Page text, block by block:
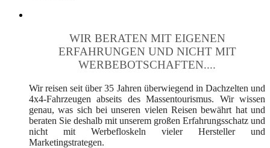
WIR BERATEN MIT EIGENEN
ERFAHRUNGEN UND NICHT MIT
WERBEBOTSCHAFTEN....
Wir reisen seit über 35 Jahren überwiegend in Dachzelten und
4x4-Fahrzeugen abseits des Massentourismus. Wir wissen
genau, was sich bei unseren vielen Reisen bewährt hat und
beraten Sie deshalb mit unserem großen Erfahrungsschatz und
nicht mit Werbefloskeln vieler Hersteller und
Marketingstrategen.